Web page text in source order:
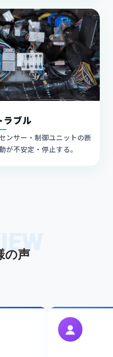
ラブル
ンサー・制御ユニットの断
が不安定・停止する。
の声